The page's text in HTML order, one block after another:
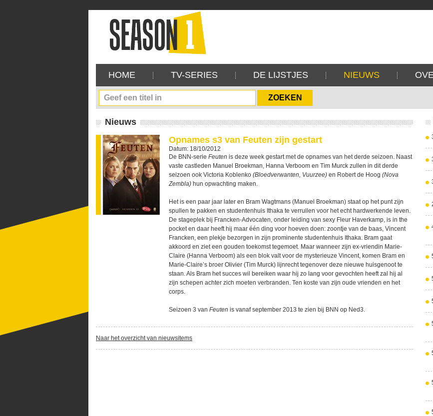
HOME TV-SERIES DE LIJSTJES NIEUWS
Nieuws
Opnames s3 van Feuten zijn gestart
Datum: 18/10/2012
De BNN-serie Feuten is deze week gestart met de opnames van het derde seizoen. Naast
vaste castleden Manuel Broekman, Hanna Verboom en Tim Murck zullen in dit derde
seizoen ook Victoria Koblenko (Bloedverwanten, Vuurzee) en Robert de Hoog (Nova
Zembla) hun opwachting maken.
Het is een paar jaar later en Bram Wagtmans (Manuel Broekman) staat op het punt zijn
spullen te pakken en studentenhuis Ithaka te verruilen voor het echt hardwerkende leven.
De stageplek bij Francken-Advocaten, onder leiding van sexy Fleur Haverkamp, is in the
pocket en daar heeft hij maar één ding voor hoeven doen: zoontje van de baas, Vincent
Francken, een plekje bezorgen in zijn prominente studentenhuis Ithaka. Bram gaat
akkoord en ziet een gouden toekomst tegemoet. Maar wanneer zijn ex-vriendin Marie-
Claire (Hanna Verboom) als een blok valt voor de mysterieuze Vincent, komen Bram en
Marie-Claire’s broer Olivier (Tim Murck) lijnrecht tegenover deze nieuwe huisgenoot te
staan. Als Bram het succes wil bereiken waar hij zo lang voor gevochten heeft zal hij al
zijn schepen achter zich moeten verbranden. Ten koste van zijn oude vrienden en het
corps.
Seizoen 3 van Feuten is vanaf september 2013 te zien bij BNN op Ned3.
Naar het overzicht van nieuwsitems